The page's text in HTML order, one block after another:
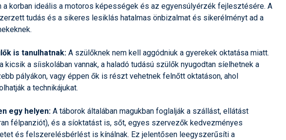
a korban ideális a motoros képességek és az egyensúlyérzék fejlesztésére. A
tudás és a sikeres lesiklás hatalmas önbizalmat és sikerélményt ad a
is tanulhatnak: A szülőknek nem kell aggódniuk a gyerekek oktatása miatt.
kicsik a síiskolában vannak, a haladó tudású szülők nyugodtan síelhetnek a
pályákon, vagy éppen ők is részt vehetnek felnőtt oktatáson, ahol
a technikájukat.
egy helyen: A táborok általában magukban foglalják a szállást, ellátást
félpanziót), és a síoktatást is, sőt, egyes szervezők kedvezményes
és felszerelésbérlést is kínálnak. Ez jelentősen leegyszerűsíti a